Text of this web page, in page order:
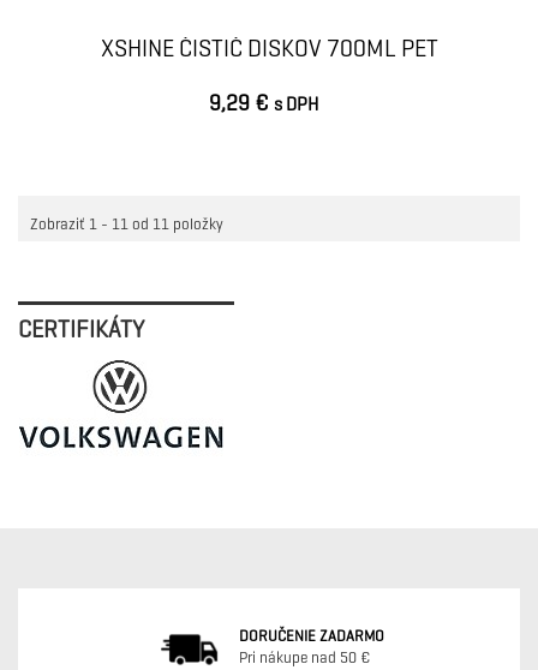
XSHINE ČISTIČ DISKOV 700ML PET
9,29 € s DPH
Zobraziť 1 - 11 od 11 položky
CERTIFIKÁTY
DORUČENIE ZADARMO
Pri nákupe nad 50 €